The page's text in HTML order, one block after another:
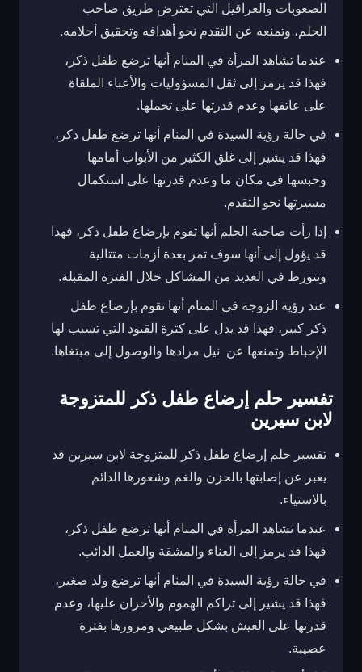
الصعوبات والعراقيل التي تعترض طريق صاحب
الحلم، وتمنعه عن التقدم نحو أهدافه وتحقيق أحلامه.
عندما تشاهد المرأة في المنام أنها ترضع طفل ذكر،
فهذا قد يرمز إلى ثقل المسؤوليات والأعباء الملقاة
على عاتقها وعدم قدرتها على تحملها.
في حالة رؤية السيدة في المنام أنها ترضع طفل ذكر،
فهذا قد يشير إلى غلق الكثير من الأبواب أمامها
وحبسها في مكان ما وعدم قدرتها على استكمال
مسيرتها نحو التقدم.
إذا رأت صاحبة الحلم أنها تقوم بإرضاع طفل ذكر، فهذا
قد يؤول إلى أنها سوف تمر بعدة أزمات متتالية
وتتورط في العديد من المشاكل خلال الفترة المقبلة.
عند رؤية الزوجة في المنام أنها تقوم بإرضاع طفل
ذكر كبير، فهذا قد يدل على كثرة القيود التي تسبب لها
الإحباط وتمنعها عن نيل مرادها والوصول إلى مبتغاها.
تفسير حلم إرضاع طفل ذكر للمتزوجة
لابن سيرين
تفسير حلم إرضاع طفل ذكر للمتزوجة لابن سيرين قد
يعبر عن إصابتها بالحزن والغم وشعورها الدائم
بالاستياء.
عندما تشاهد المرأة في المنام أنها ترضع طفل ذكر،
فهذا قد يرمز إلى العناء والمشقة والعمل الدائب.
في حالة رؤية السيدة في المنام أنها ترضع ولد صغير،
فهذا قد يشير إلى تراكم الهموم والأحزان عليها، وعدم
قدرتها على العيش بشكل طبيعي ومرورها بفترة
عصيبة.